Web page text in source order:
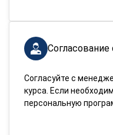
Согласуйте с
курса. Если
персональную